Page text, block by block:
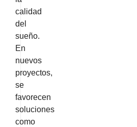
calidad
del
sueño.
En
nuevos
proyectos,
se
favorecen
soluciones
como